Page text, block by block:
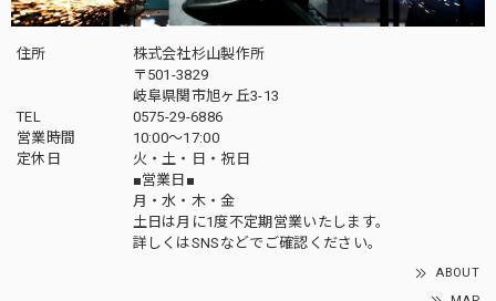
住所
株式会社杉山製作所
〒501-3829
岐阜県関市旭ヶ丘3-13
TEL
0575-29-6886
営業時間
10:00～17:00
定休日
火・土・日・祝日
■営業日■
月・水・木・金
土日は月に1度不定期営業いたします。
詳しくはSNSなどでご確認ください。
ABOUT